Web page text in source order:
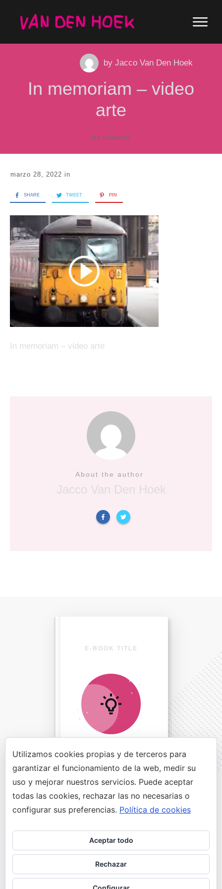
byJacco Van Den Hoek
In memoriam – video
arte
0 Comments
marzo 28, 2022 in
SHARE TWEET PIN
In memoriam – video arte
About the author
Jacco Van Den Hoek
Direct Your Visitors to a Clear
Action at the Bottom of the
Click Here Now
E-BOOK TITLE
Utilizamos cookies propias y de terceros para
garantizar el funcionamiento de la web, medir su
uso y mejorar nuestros servicios. Puede aceptar
todas las cookies, rechazar las no necesarias o
configurar sus preferencias. Política de cookies
Aceptar todo
Rechazar